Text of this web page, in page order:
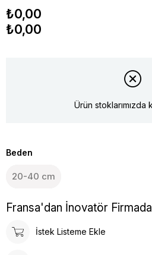
₺0,00
₺0,00
Ürün stoklarımızda
Beden
20-40 cm
Fransa'dan İnovatör
İstek Listeme Ekle